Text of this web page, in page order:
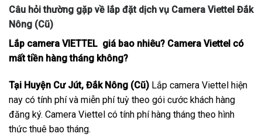
Câu hỏi thường gặp về lắp đặt dịch vụ Camera Viettel Đắk
Nông (Cũ)
Lắp camera VIETTEL giá bao nhiêu? Camera Viettel có
mất tiền hàng tháng không?
Tại Huyện Cư Jút, Đắk Nông (Cũ) Lắp camera Viettel hiện
nay có tính phí và miễn phí tuỳ theo gói cước khách hàng
đăng ký. Camera Viettel có tính phí hàng tháng theo hình
thức thuê bao tháng.